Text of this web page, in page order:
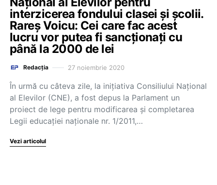
interzicerea fondului clasei și școlii.
Rareș Voicu: Cei care fac acest
lucru vor putea fi sancționați cu
până la 2000 de lei
Redacția 27 noiembrie 2020
În urmă cu câteva zile, la inițiativa Consiliului Național
al Elevilor (CNE), a fost depus la Parlament un
proiect de lege pentru modificarea și completarea
Legii educației naționale nr. 1/2011,…
Vezi articolul